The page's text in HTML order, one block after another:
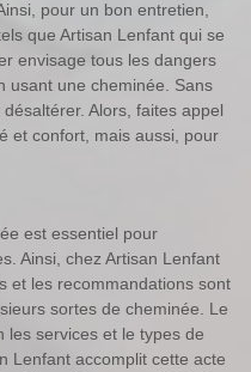
pour un bon entretien,
que Artisan Lenfant qui se
envisage tous les dangers
usant une cheminée. Sans
Alors, faites appel
et confort, mais aussi, pour
est essentiel pour
Ainsi, chez Artisan Lenfant
et les recommandations sont
sortes de cheminée. Le
les services et le types de
Lenfant accomplit cette acte